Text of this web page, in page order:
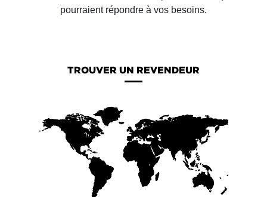
pourraient répondre à vos besoins.
TROUVER UN REVENDEUR